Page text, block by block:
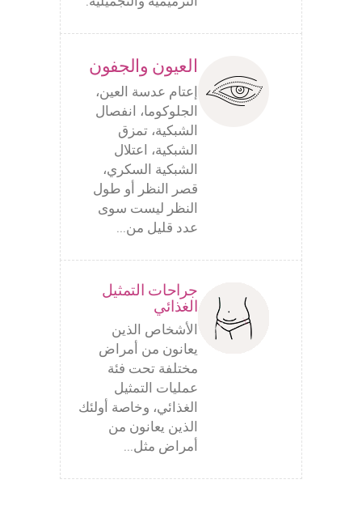
العيون والجفون
إعتام عدسة العين،
الجلوكوما، انفصال
الشبكية، تمزق
الشبكية، اعتلال
الشبكية السكري،
قصر النظر أو طول
النظر ليست سوى
عدد قليل من...
جراحات التمثيل
الغذائي
الأشخاص الذين
يعانون من أمراض
مختلفة تحت فئة
عمليات التمثيل
الغذائي، وخاصة أولئك
الذين يعانون من
أمراض مثل...